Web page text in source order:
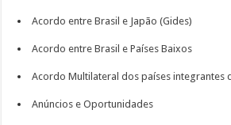
Acordo entre Brasil e Japão (Gides)
Acordo entre Brasil e Países Baixos
Acordo Multilateral dos países integrantes
Anúncios e Oportunidades